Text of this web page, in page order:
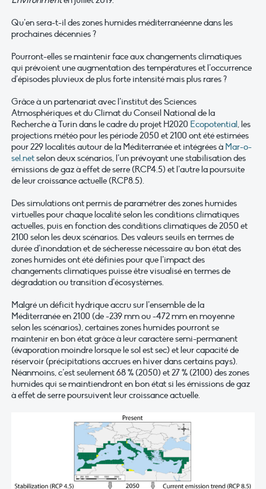
Qu’en sera-t-il des zones humides méditerranéenne dans les
prochaines décennies ?
Pourront-elles se maintenir face aux changements climatiques
qui prévoient une augmentation des températures et l’occurrence
d’épisodes pluvieux de plus forte intensité mais plus rares ?
Grâce à un partenariat avec l’institut des Sciences
Atmosphériques et du Climat du Conseil National de la
Recherche à Turin dans le cadre du projet H2020 Ecopotential, les
projections météo pour les période 2050 et 2100 ont été estimées
pour 229 localités autour de la Méditerranée et intégrées à Mar-o-
sel.netselon deux scénarios, l’un prévoyant une stabilisation des
émissions de gaz à effet de serre (RCP4.5) et l’autre la poursuite
de leur croissance actuelle (RCP8.5).
Des simulations ont permis de paramétrer des zones humides
virtuelles pour chaque localité selon les conditions climatiques
actuelles, puis en fonction des conditions climatiques de 2050 et
2100 selon les deux scénarios. Des valeurs seuils en termes de
durée d’inondation et de sécheresse nécessaire au bon état des
zones humides ont été définies pour que l’impact des
changements climatiques puisse être visualisé en termes de
dégradation ou transition d’écosystèmes.
Malgré un déficit hydrique accru sur l’ensemble de la
Méditerranée en 2100 (de -239 mm ou -472 mm en moyenne
selon les scénarios), certaines zones humides pourront se
maintenir en bon état grâce à leur caractère semi-permanent
(évaporation moindre lorsque le sol est sec) et leur capacité de
réservoir (précipitations accrues en hiver dans certains pays).
Néanmoins, c’est seulement 68 % (2050) et 27 % (2100) des zones
humides qui se maintiendront en bon état si les émissions de gaz
à effet de serre poursuivent leur croissance actuelle.